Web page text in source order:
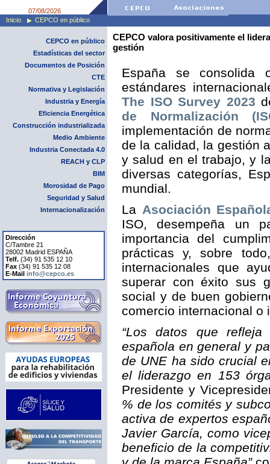
07/08/2026
Inicio
CEPCO en público
CEPCO en público
Estadísticas del sector
Documentos de Posición
CTE
Normativa y Legislación
Industria y Energía
Eficiencia Energética
Construcción industrializada
Medio Ambiente
Industria Conectada 4.0
REACH y CLP
BIM
Morosidad de Pago
Seguridad y Salud
Internacionalización
Dirección
C/Tambre 21
28002 Madrid ESPAÑA
Telf. (34) 91 535 12 10
Fax (34) 91 535 12 08
E-Mail info@cepco.es
CEPCO valora positivamente el
gestión
España se consolida
estándares
The ISO Survey 2023
de Normalización
implementación de
de la calidad, la gestión
y salud en el trabajo, y
diversas categorías,
mundial.
La Asociación
ISO, desempeña un
importancia del
prácticas y, sobre
internacionales que
superar con éxito sus
social y de buen
comercio internacional o
“Los datos que
española en general y
de UNE ha sido crucial
el liderazgo en 153
Presidente y
% de los comités y
activa de expertos
Javier García, como
beneficio de la